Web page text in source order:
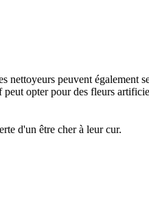
nettoyeurs peuvent également
opter pour des fleurs
d'un être cher à leur cur.